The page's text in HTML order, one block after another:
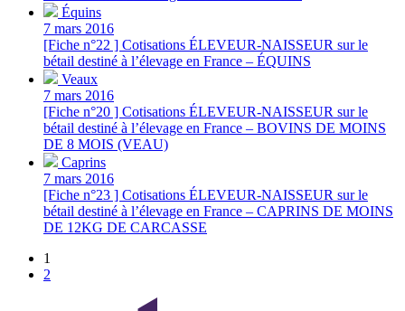
Équins
7 mars 2016
[Fiche n°22 ] Cotisations ÉLEVEUR-NAISSEUR sur le
bétail destiné à l’élevage en France – ÉQUINS
Veaux
7 mars 2016
[Fiche n°20 ] Cotisations ÉLEVEUR-NAISSEUR sur le
bétail destiné à l’élevage en France – BOVINS DE MOINS
DE 8 MOIS (VEAU)
Caprins
7 mars 2016
[Fiche n°23 ] Cotisations ÉLEVEUR-NAISSEUR sur le
bétail destiné à l’élevage en France – CAPRINS DE MOINS
DE 12KG DE CARCASSE
1
2